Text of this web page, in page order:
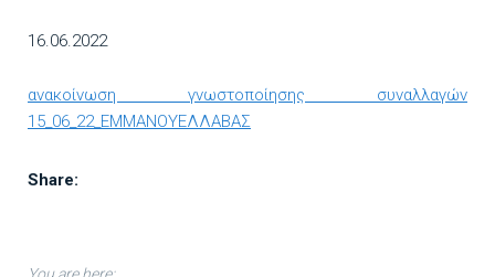
16.06.2022
ανακοίνωση γνωστοποίησης συναλλαγών
15_06_22_ΕΜΜΑΝΟΥΕΛΛΑΒΑΣ
Share: